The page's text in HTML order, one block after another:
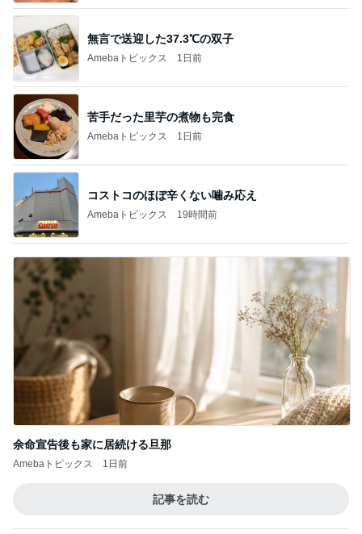
無言で送迎した37.3℃の双子
Amebaトピックス 1日前
苦手だった里芋の煮物も完食
Amebaトピックス 1日前
コストコのほぼ辛くない噛み応え
Amebaトピックス 19時間前
余命宣告後も家に居続ける旦那
Amebaトピックス 1日前
記事を読む